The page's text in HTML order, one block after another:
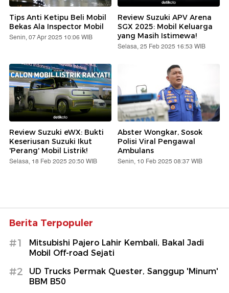
Tips Anti Ketipu Beli Mobil
Bekas Ala Inspector Mobil
Senin, 07 Apr 2025 10:06 WIB
Review Suzuki APV Arena
SGX 2025: Mobil Keluarga
yang Masih Istimewa!
Selasa, 25 Feb 2025 16:53 WIB
Review Suzuki eWX: Bukti
Keseriusan Suzuki Ikut
'Perang' Mobil Listrik!
Selasa, 18 Feb 2025 20:50 WIB
Abster Wongkar, Sosok
Polisi Viral Pengawal
Ambulans
Senin, 10 Feb 2025 08:37 WIB
Berita Terpopuler
#1
Mitsubishi Pajero Lahir Kembali, Bakal Jadi
Mobil Off-road Sejati
#2
UD Trucks Permak Quester, Sanggup 'Minum'
BBM B50